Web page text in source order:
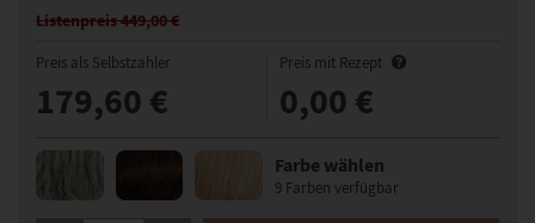
Listenpreis 449,00 €
Preis als Selbstzahler
179,60 €
Preis mit Rezept
0,00 €
Farbe wählen
9 Farben verfügbar